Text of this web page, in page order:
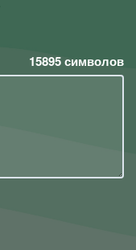
15895символов